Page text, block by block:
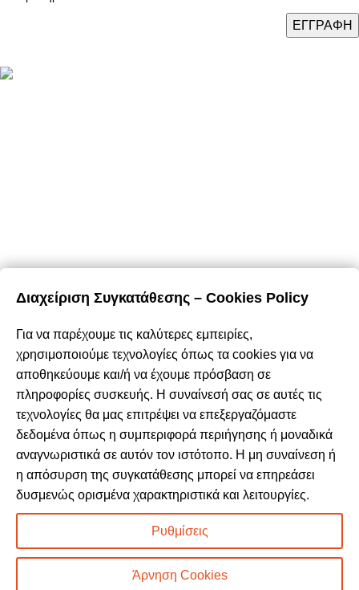
E-Shop
Καλάθι Αγορών
Ο Λογαριασμός Μου
Τρόποι Πληρωμής
Τρόποι Αποστολής
Επιστροφές & Ακυρώσεις
Όροι & Προϋποθέσεις
Προσωπικά Δεδομένα – Cookies
Περιήγηση
Σχετικά με εμάς
Καταστήματα
Διαχείριση Συγκατάθεσης – Cookies Policy
Για να παρέχουμε τις καλύτερες εμπειρίες,
χρησιμοποιούμε τεχνολογίες όπως τα cookies για να
αποθηκεύουμε και/ή να έχουμε πρόσβαση σε
πληροφορίες συσκευής. Η συναίνεσή σας σε αυτές τις
τεχνολογίες θα μας επιτρέψει να επεξεργαζόμαστε
δεδομένα όπως η συμπεριφορά περιήγησης ή μοναδικά
αναγνωριστικά σε αυτόν τον ιστότοπο. Η μη συναίνεση ή
η απόσυρση της συγκατάθεσης μπορεί να επηρεάσει
δυσμενώς ορισμένα χαρακτηριστικά και λειτουργίες.
Ρυθμίσεις
Άρνηση Cookies